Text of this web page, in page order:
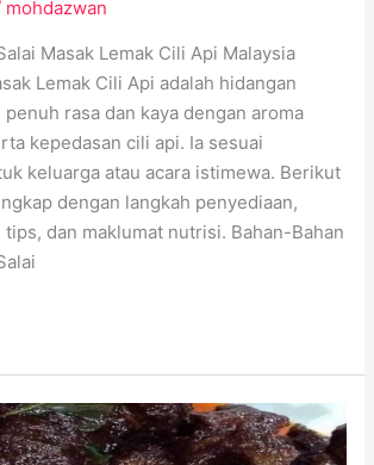
mohdazwan
Masak Lemak Cili Api Malaysia
Lemak Cili Api adalah hidangan
rasa dan kaya dengan aroma
kepedasan cili api. Ia sesuai
keluarga atau acara istimewa. Berikut
dengan langkah penyediaan,
tips, dan maklumat nutrisi. Bahan-Bahan